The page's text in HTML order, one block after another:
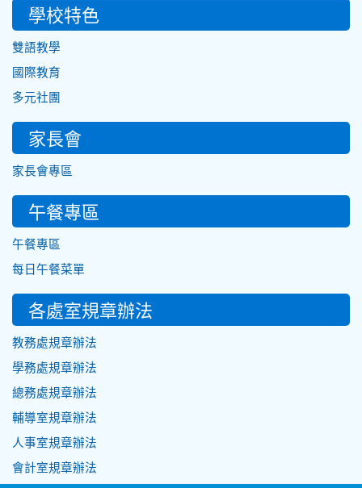
學校特色
雙語教學
國際教育
多元社團
家長會
家長會專區
午餐專區
午餐專區
每日午餐菜單
各處室規章辦法
教務處規章辦法
學務處規章辦法
總務處規章辦法
輔導室規章辦法
人事室規章辦法
會計室規章辦法